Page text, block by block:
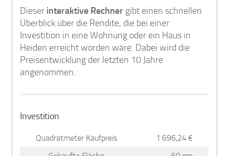
Dieser interaktive Rechner gibt einen schnellen
Überblick über die Rendite, die bei einer
Investition in eine Wohnung oder ein Haus in
Heiden erreicht worden wäre. Dabei wird die
Preisentwicklung der letzten 10 Jahre
angenommen.
Investition
Quadratmeter Kaufpreis
1 696,24 €